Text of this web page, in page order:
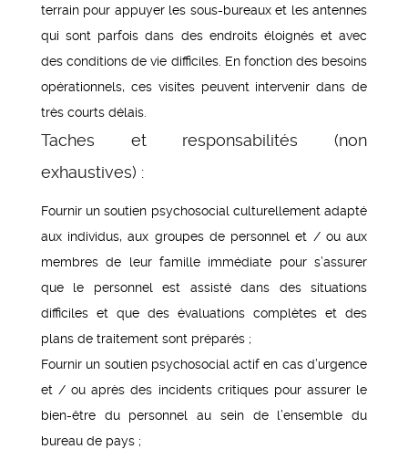
terrain pour appuyer les sous-bureaux et les antennes
qui sont parfois dans des endroits éloignés et avec
des conditions de vie difficiles. En fonction des besoins
opérationnels, ces visites peuvent intervenir dans de
très courts délais.
Taches et responsabilités (non
exhaustives) :
Fournir un soutien psychosocial culturellement adapté
aux individus, aux groupes de personnel et / ou aux
membres de leur famille immédiate pour s’assurer
que le personnel est assisté dans des situations
difficiles et que des évaluations complètes et des
plans de traitement sont préparés ;
Fournir un soutien psychosocial actif en cas d’urgence
et / ou après des incidents critiques pour assurer le
bien-être du personnel au sein de l’ensemble du
bureau de pays ;